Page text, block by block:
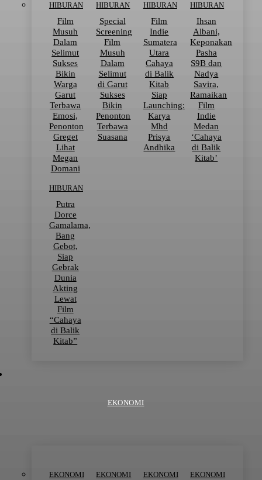
HIBURAN
Film
Musuh
Dalam
Selimut
Sukses
Bikin
Warga
Garut
Terbawa
Emosi,
Penonton
Greget
Lihat
Megan
Domani
HIBURAN
Special
Screening
Film
Musuh
Dalam
Selimut
di Garut
Sukses
Bikin
Penonton
Terbawa
Suasana
HIBURAN
Film
Indie
Sumatera
Utara
Cahaya
di Balik
Kitab
Siap
Launching:
Karya
Mhd
Prisya
Andhika
HIBURAN
Ihsan
Albani,
Keponakan
Pasha
S9B dan
Nadya
Savira,
Ramaikan
Film
Indie
Medan
‘Cahaya
di Balik
Kitab’
HIBURAN
Putra
Dorce
Gamalama,
Bang
Gebot,
Siap
Gebrak
Dunia
Akting
Lewat
Film
“Cahaya
di Balik
Kitab”
EKONOMI
EKONOMI EKONOMI EKONOMI EKONOMI